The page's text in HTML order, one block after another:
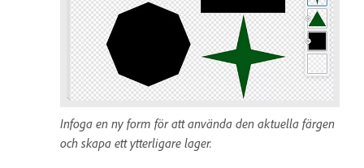
Infoga en ny form för att använda den aktuella färgen
och skapa ett ytterligare lager.